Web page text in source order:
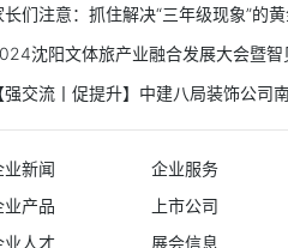
长们注意：抓住解决“三年级现象”的黄
沈阳文体旅产业融合发展大会暨智
强交流丨促提升】中建八局装饰公司
业新闻
企业服务
业产品
上市公司
业人才
展会信息